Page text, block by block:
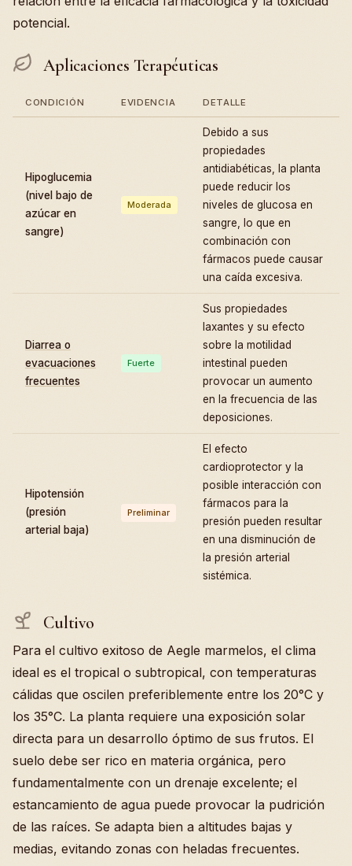
potencial.
Aplicaciones Terapéuticas
CONDICIÓN EVIDENCIA DETALLE
Hipoglucemia
(nivel bajo de
azúcar en
sangre)
Moderada
Debido a sus
propiedades
antidiabéticas, la planta
puede reducir los
niveles de glucosa en
sangre, lo que en
combinación con
fármacos puede causar
una caída excesiva.
Diarrea o
evacuaciones
frecuentes
Fuerte
Sus propiedades
laxantes y su efecto
sobre la motilidad
intestinal pueden
provocar un aumento
en la frecuencia de las
deposiciones.
Hipotensión
(presión
arterial baja)
Preliminar
El efecto
cardioprotector y la
posible interacción con
fármacos para la
presión pueden resultar
en una disminución de
la presión arterial
sistémica.
Cultivo
Para el cultivo exitoso de Aegle marmelos, el clima
ideal es el tropical o subtropical, con temperaturas
cálidas que oscilen preferiblemente entre los 20°C y
los 35°C. La planta requiere una exposición solar
directa para un desarrollo óptimo de sus frutos. El
suelo debe ser rico en materia orgánica, pero
fundamentalmente con un drenaje excelente; el
estancamiento de agua puede provocar la pudrición
de las raíces. Se adapta bien a altitudes bajas y
medias, evitando zonas con heladas frecuentes.